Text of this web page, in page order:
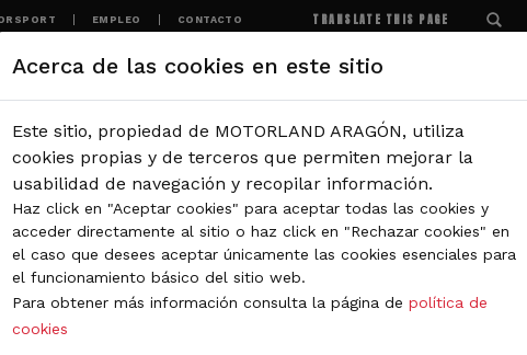
EMPLEO CONTACTO TRANSLATE THIS PAGE
Acerca de las cookies en este sitio
Este sitio, propiedad de MOTORLAND ARAGÓN, utiliza
cookies propias y de terceros que permiten mejorar la
usabilidad de navegación y recopilar información.
Haz click en "Aceptar cookies" para aceptar todas las cookies y
acceder directamente al sitio o haz click en "Rechazar cookies" en
el caso que desees aceptar únicamente las cookies esenciales para
el funcionamiento básico del sitio web.
Para obtener más información consulta la página de política de
cookies